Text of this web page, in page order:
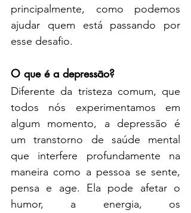
principalmente, como podemos
ajudar quem está passando por
esse desafio.
O que é a depressão?
Diferente da tristeza comum, que
todos nós experimentamos em
algum momento, a depressão é
um transtorno de saúde mental
que interfere profundamente na
maneira como a pessoa se sente,
pensa e age. Ela pode afetar o
humor, a energia, os